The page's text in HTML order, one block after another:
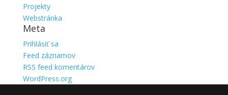
Projekty
Webstránka
Meta
Prihlásiť sa
Feed záznamov
RSS feed komentárov
WordPress.org